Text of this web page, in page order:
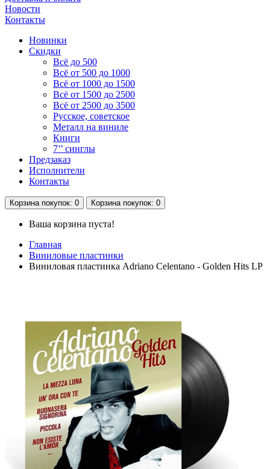
Новости
Контакты
Новинки
Скидки
Всё до 500
Всё от 500 до 1000
Всё от 1000 до 1500
Всё от 1500 до 2500
Всё от 2500 до 3500
Русское, советское
Металл на виниле
Книги
7’’ синглы
Предзаказ
Исполнители
Контакты
Корзина покупок: 0 Корзина покупок: 0
Ваша корзина пуста!
Главная
Виниловые пластинки
Виниловая пластинка Adriano Celentano - Golden Hits LP